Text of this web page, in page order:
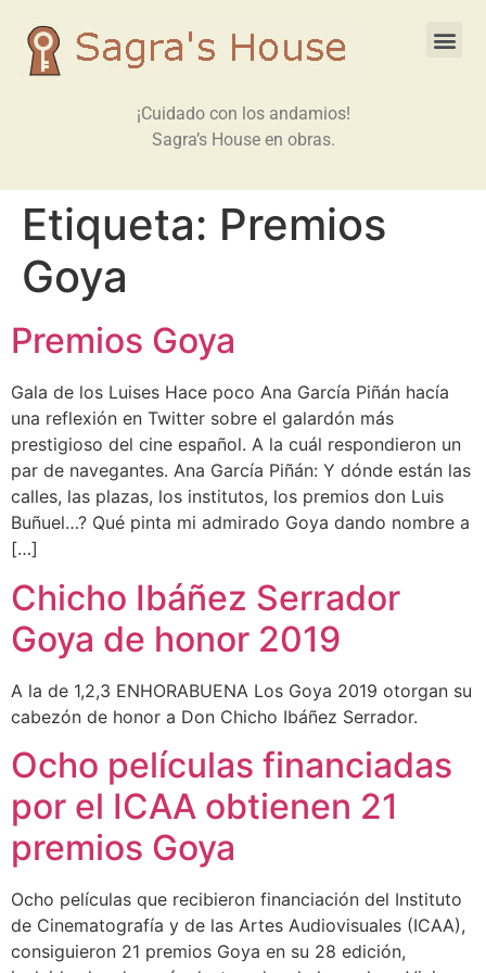
¡Cuidado con los andamios!
Sagra’s House en obras.
Etiqueta: Premios
Goya
Premios Goya
Gala de los Luises Hace poco Ana García Piñán hacía
una reflexión en Twitter sobre el galardón más
prestigioso del cine español. A la cuál respondieron un
par de navegantes. Ana García Piñán: Y dónde están las
calles, las plazas, los institutos, los premios don Luis
Buñuel…? Qué pinta mi admirado Goya dando nombre a
[…]
Chicho Ibáñez Serrador
Goya de honor 2019
A la de 1,2,3 ENHORABUENA Los Goya 2019 otorgan su
cabezón de honor a Don Chicho Ibáñez Serrador.
Ocho películas financiadas
por el ICAA obtienen 21
premios Goya
Ocho películas que recibieron financiación del Instituto
de Cinematografía y de las Artes Audiovisuales (ICAA),
consiguieron 21 premios Goya en su 28 edición,